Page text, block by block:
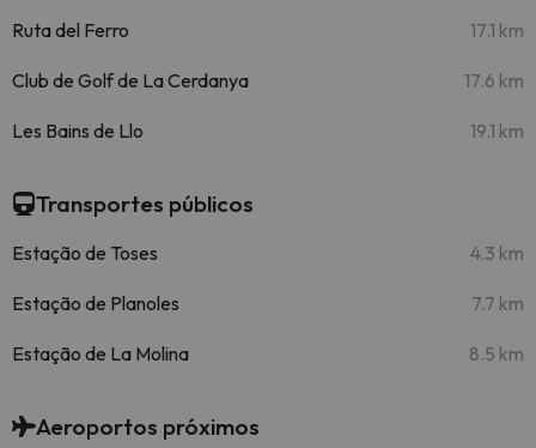
Ruta del Ferro 17.1 km
Club de Golf de La Cerdanya 17.6 km
Les Bains de Llo 19.1 km
Transportes públicos
Estação de Toses 4.3 km
Estação de Planoles 7.7 km
Estação de La Molina 8.5 km
Aeroportos próximos